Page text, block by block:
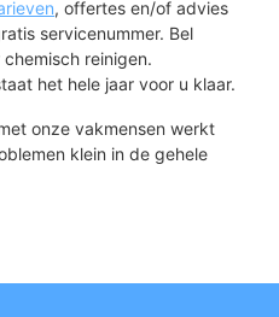
, offertes en/of advies
servicenummer. Bel
chemisch reinigen.
het hele jaar voor u klaar.
onze vakmensen werkt
klein in de gehele